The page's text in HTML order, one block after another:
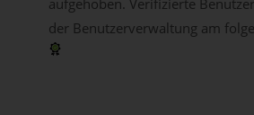
der Benutzerverwaltung am